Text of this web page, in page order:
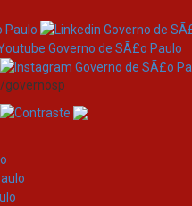
/governosp